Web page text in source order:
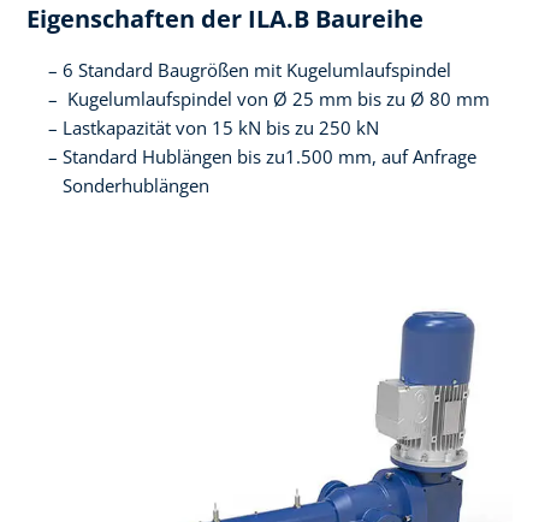
Eigenschaften der ILA.B Baureihe
6 Standard Baugrößen mit Kugelumlaufspindel
Kugelumlaufspindel von Ø 25 mm bis zu Ø 80 mm
Lastkapazität von 15 kN bis zu 250 kN
Standard Hublängen bis zu1.500 mm, auf Anfrage
Sonderhublängen